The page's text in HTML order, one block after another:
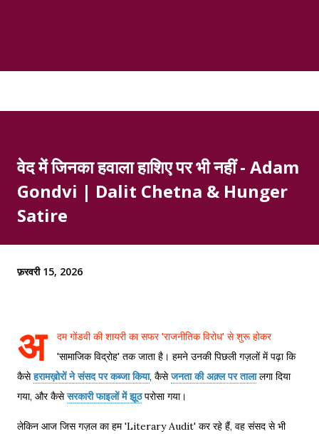
वेद में जिनका हवाला हाशिए पर भी नहीं - Adam
Gondvi | Dalit Chetna & Hunger
Satire
फ़रवरी 15, 2026
अ
दम गोंडवी की शायरी का सफर 'राजनीतिक विरोध' से शुरू होकर
'सामाजिक विद्रोह' तक जाता है। हमने उनकी पिछली गज़लों में पढ़ा कि
कैसेहरामख़ोरों ने संसद पर कब्जा किया, कैसेजनता की अक़्ल पर तालालगा दिया
गया, और कैसेसरकारी फाइलों में झूठपरोसा गया।
लेकिन आज जिस गज़ल का हम 'Literary Audit' कर रहे हैं, वह संसद से भी